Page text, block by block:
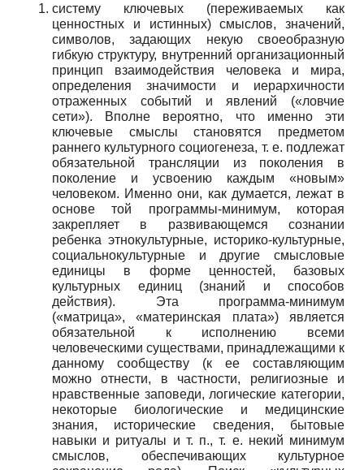
систему ключевых (переживаемых как
ценностных и истинных) смыслов, значений,
символов, задающих некую своеобразную
гибкую структуру, внутренний организационный
принцип взаимодействия человека и мира,
определения значимости и иерархичности
отраженных событий и явлений («ловчие
сети»). Вполне вероятно, что именно эти
ключевые смыслы становятся предметом
раннего культурного социогенеза, т. е. подлежат
обязательной трансляции из поколения в
поколение и усвоению каждым «новым»
человеком. Именно они, как думается, лежат в
основе той программы-минимум, которая
закрепляет в развивающемся сознании
ребенка этнокультурные, историко-культурные,
социально­культурные и другие смысловые
единицы в форме ценностей, базовых
культурных единиц (знаний и способов
действия). Эта программа-минимум
(«матрица», «материнская плата») является
обязательной к исполнению всеми
человеческими существами, принадлежащими к
данному сообществу (к ее составляющим
можно отнести, в частности, религиозные и
нравственные заповеди, логические категории,
некоторые биологические и медицинские
знания, исторические сведения, бытовые
навыки и ритуалы и т. п., т. е. некий минимум
смыслов, обеспечивающих культурное